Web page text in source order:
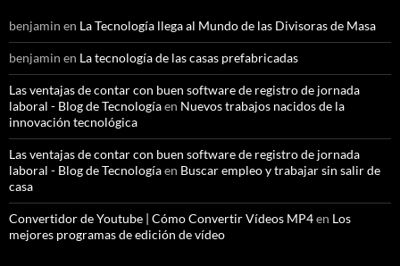
benjamin en La Tecnología llega al Mundo de las Divisoras de Masa
benjamin en La tecnología de las casas prefabricadas
Las ventajas de contar con buen software de registro de jornada
laboral - Blog de Tecnologíaen Nuevos trabajos nacidos de la
innovación tecnológica
Las ventajas de contar con buen software de registro de jornada
laboral - Blog de Tecnologíaen Buscar empleo y trabajar sin salir de
casa
Convertidor de Youtube | Cómo Convertir Vídeos MP4en Los
mejores programas de edición de vídeo